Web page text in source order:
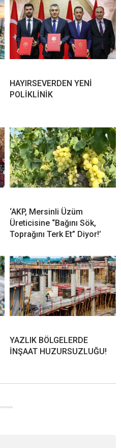
HAYIRSEVERDEN YENİ
POLİKLİNİK
‘AKP, Mersinli Üzüm
Üreticisine “Bağını Sök,
Toprağını Terk Et” Diyor!’
YAZLIK BÖLGELERDE
İNŞAAT HUZURSUZLUĞU!